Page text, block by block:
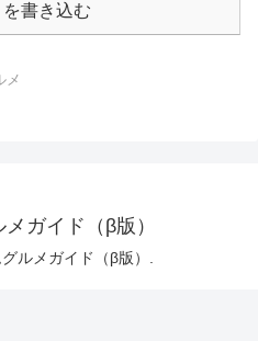
書き込む
メ
ガイド（β版）
ルメガイド（β版）.